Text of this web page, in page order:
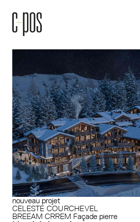
nouveau projet
CELESTE COURCHEVEL
BREEAM CRREM Façade pierre